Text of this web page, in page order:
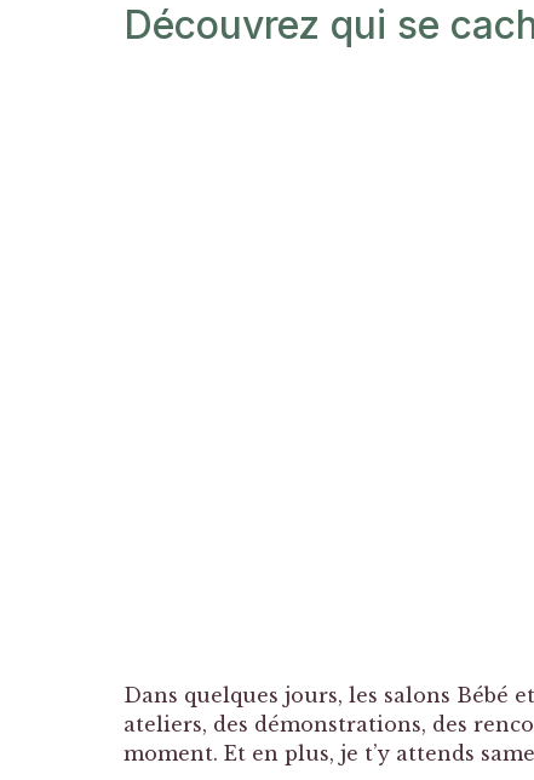
Découvrez qui se
Dans quelques jours, les salons Bébé
ateliers, des démonstrations, des
moment. Et en plus, je t’y attends